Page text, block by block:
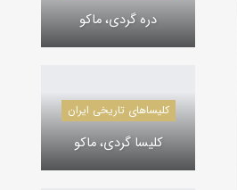
دره گردی، ماکو
کلیسا‌های تاریخی ایران
کلیسا گردی، ماکو